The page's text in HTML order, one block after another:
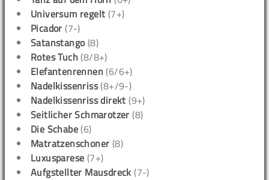
Universum regelt (7+)
Picador (7-)
Satanstango(8)
Rotes Tuch (8/8+)
Elefantenrennen (6/6+)
Nadelkissenriss(8+/9-)
Nadelkissenriss direkt (9+)
Seitlicher Schmarotzer (8)
Die Schabe (6)
Matratzenschoner (8)
Luxusparese (7+)
Aufgstellter Mausdreck (7-)